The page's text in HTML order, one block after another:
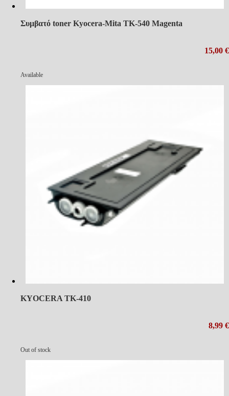
Συμβατό toner Kyocera-Mita TK-540 Magenta
15,00 €
Available
KYOCERA TK-410
8,99 €
Out of stock